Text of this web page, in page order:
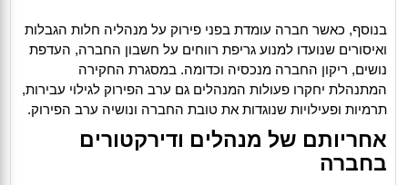
בנוסף, כאשר חברה עומדת בפני פירוק על מנהליה חלות הגבלות
ואיסורים שנועדו למנוע גריפת רווחים על חשבון החברה, העדפת
נושים, ריקון החברה מנכסיה וכדומה. במסגרת החקירה
המתנהלת יחקרו פעולות המנהלים גם ערב הפירוק לגילוי עבירות,
תרמיות ופעילויות שנוגדות את טובת החברה ונושיה ערב הפירוק.
אחריותם של מנהלים ודירקטורים
בחברה